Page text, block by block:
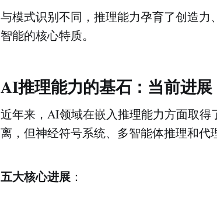
与模式识别不同，推理能力孕育了创造
智能的核心特质。
AI推理能力的基石：当前进展
近年来，AI领域在嵌入推理能力方面取
离，但神经符号系统、多智能体推理和代
五大核心进展 ：